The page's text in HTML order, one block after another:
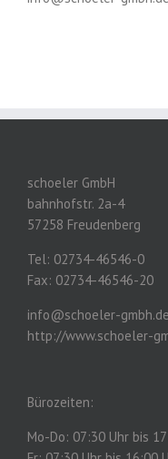
schoeler GmbH
bahnhofstr. 2a-4
57258 Freudenberg
Tel: 02734-46546-0
Fax: 02734-46546-20
info@schoeler-gmbh.de
http://www.schoeler-
Bürozeiten:
Mo-Do: 07:30 Uhr bis